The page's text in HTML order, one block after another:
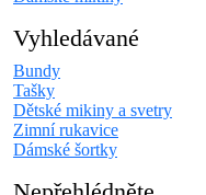
Vyhledávané
Bundy
Tašky
Dětské mikiny a svetry
Zimní rukavice
Dámské šortky